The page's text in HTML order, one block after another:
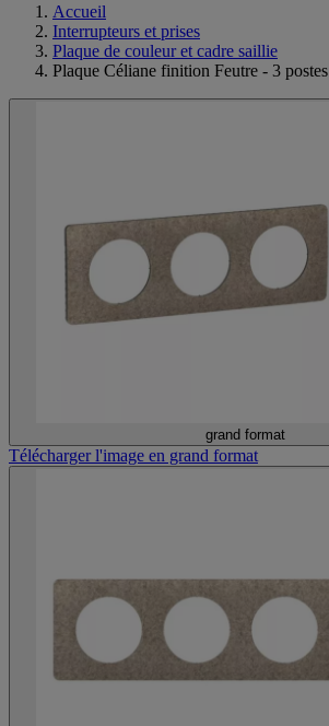
Accueil
Interrupteurs et prises
Plaque de couleur et cadre saillie
Plaque Céliane finition Feutre - 3 postes
grand format
Télécharger l'image en grand format